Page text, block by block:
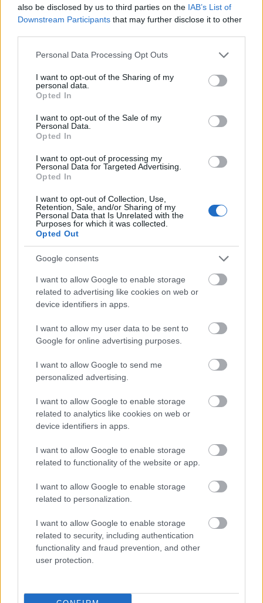
also be disclosed by us to third parties on the IAB’s List of
Downstream Participants that may further disclose it to other
Please note that this website/app uses one or more Google
not limited to your visit or usage behaviour. You may click to
grant or deny consent to Google and its third-party tags to
use your data for below specified purposes in below Google
consent section.
Personal Data Processing Opt Outs
I want to opt-out of the Sharing of my
personal data.
Opted In
I want to opt-out of the Sale of my
Personal Data.
Opted In
I want to opt-out of processing my
Personal Data for Targeted Advertising.
Opted In
I want to opt-out of Collection, Use,
Retention, Sale, and/or Sharing of my
Personal Data that Is Unrelated with the
Purposes for which it was collected.
Opted Out
Google consents
I want to allow Google to enable storage
related to advertising like cookies on web or
device identifiers in apps.
I want to allow my user data to be sent to
Google for online advertising purposes.
I want to allow Google to send me
personalized advertising.
I want to allow Google to enable storage
related to analytics like cookies on web or
device identifiers in apps.
I want to allow Google to enable storage
related to functionality of the website or app.
I want to allow Google to enable storage
related to personalization.
I want to allow Google to enable storage
related to security, including authentication
functionality and fraud prevention, and other
user protection.
να περάσουν όλη την ημέρα στους χώρους
διεξαγωγής του Open Day. Οι υποψήφιοι που θα
περαιτέρω αξιολογήσεων και συνεντεύξεων την ίδια
ημέρα.
Στην παγκόσμια ομάδα πληρώματος καμπίνας της
Emirates περιλαμβάνονται περισσότερες από 148
εθνικότητες, αντικατοπτρίζοντας το μίγμα επιβατών